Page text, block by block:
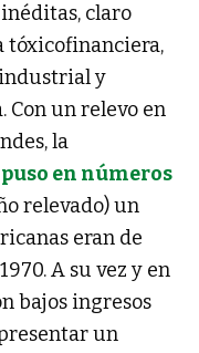
claro
tóxicofinanciera,
y
Con un relevo en
la
en números
relevado) un
eran de
A su vez y en
bajos ingresos
un